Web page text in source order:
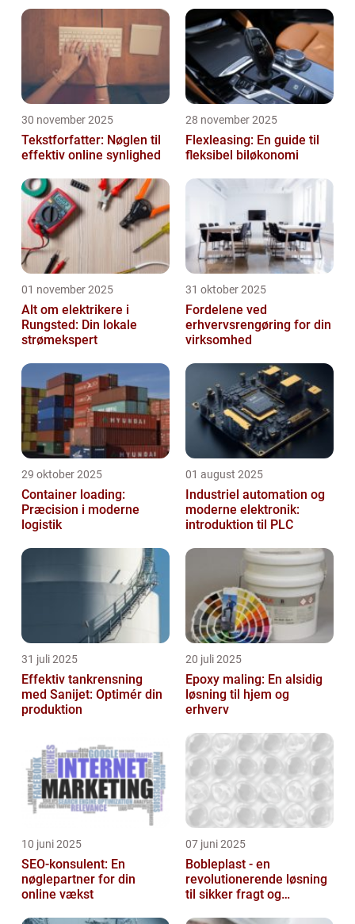
30 november 2025
Tekstforfatter: Nøglen til
effektiv online synlighed
28 november 2025
Flexleasing: En guide til
fleksibel biløkonomi
01 november 2025
Alt om elektrikere i
Rungsted: Din lokale
strømekspert
31 oktober 2025
Fordelene ved
erhvervsrengøring for din
virksomhed
29 oktober 2025
Container loading:
Præcision i moderne
logistik
01 august 2025
Industriel automation og
moderne elektronik:
introduktion til PLC
31 juli 2025
Effektiv tankrensning
med Sanijet: Optimér din
produktion
20 juli 2025
Epoxy maling: En alsidig
løsning til hjem og
erhverv
10 juni 2025
SEO-konsulent: En
nøglepartner for din
online vækst
07 juni 2025
Bobleplast - en
revolutionerende løsning
til sikker fragt og